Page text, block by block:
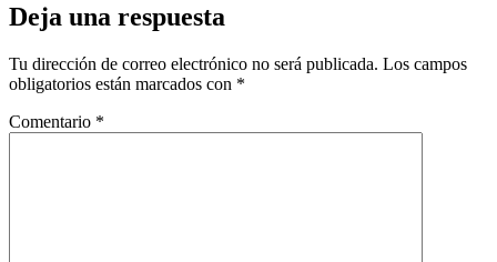
Deja una respuesta
Tu dirección de correo electrónico no será publicada. Los campos
obligatorios están marcados con *
Comentario *